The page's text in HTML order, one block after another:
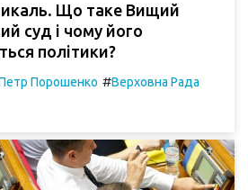
Що таке Вищий
суд і чому його
політики?
Порошенко #Верховна Рада